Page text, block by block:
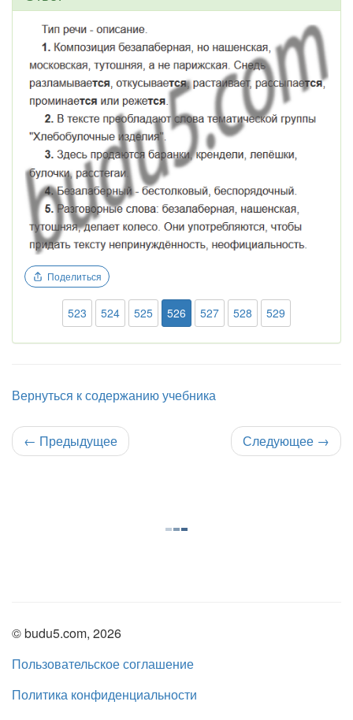
Поделиться
523 524 525 526 527 528 529
Вернуться к содержанию учебника
← Предыдущее Следующее →
© budu5.com, 2026
Пользовательское соглашение
Политика конфиденциальности